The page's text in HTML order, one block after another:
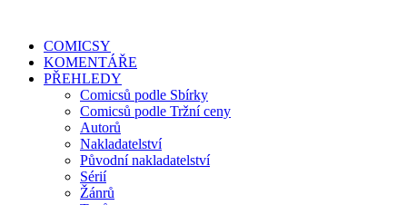
COMICSY
KOMENTÁŘE
PŘEHLEDY
Comicsů podle Sbírky
Comicsů podle Tržní ceny
Autorů
Nakladatelství
Původní nakladatelství
Sérií
Žánrů